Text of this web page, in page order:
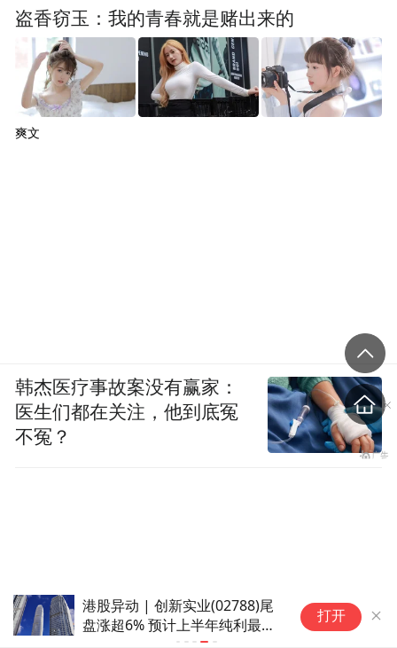
港股异动 | 创新实业(02788)尾
盘涨超6% 预计上半年纯利最高
24亿元 机构看好吨铝利润维持
打开
盗香窃玉：我的青春就是赌出来的
爽文
韩杰医疗事故案没有赢家：
医生们都在关注，他到底冤
不冤？